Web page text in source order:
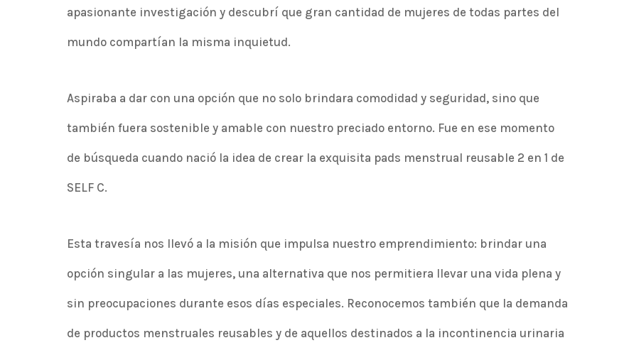
apasionante investigación y descubrí que gran cantidad de mujeres de todas partes del
mundo compartían la misma inquietud.
Aspiraba a dar con una opción que no solo brindara comodidad y seguridad, sino que
también fuera sostenible y amable con nuestro preciado entorno. Fue en ese momento
de búsqueda cuando nació la idea de crear la exquisita pads menstrual reusable 2 en 1 de
SELF C.
Esta travesía nos llevó a la misión que impulsa nuestro emprendimiento: brindar una
opción singular a las mujeres, una alternativa que nos permitiera llevar una vida plena y
sin preocupaciones durante esos días especiales. Reconocemos también que la demanda
de productos menstruales reusables y de aquellos destinados a la incontinencia urinaria